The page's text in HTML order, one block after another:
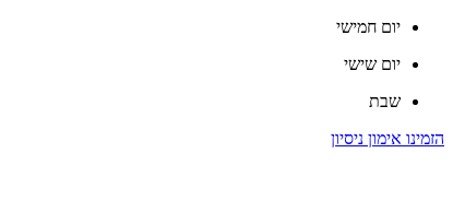
יום חמישי
יום שישי
שבת
הזמינו אימון ניסיון